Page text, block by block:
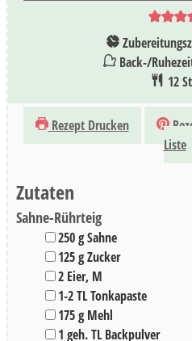
Back-/
12
Rezept Drucken
Liste
Zutaten
Sahne-Rührteig
▢
250gSahne
▢
125gZucker
▢
2 Eier, M
▢
1-2TLTonkapaste
▢
175g Mehl
▢
1 geh. TL Backpulver